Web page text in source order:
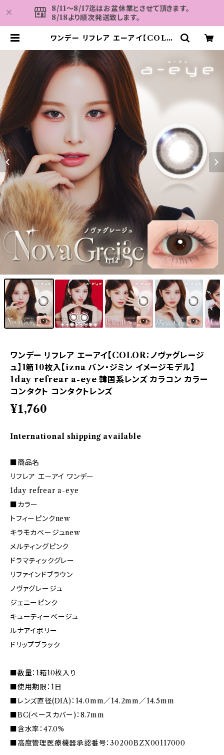
8/11～8/17迄はお盆休業とさせて頂きます。
8/18より順次発送致します。
ワンデー リフレア エーアイ【COLO
a バン・ジミン イメージモデル】 1da
y refrear a-eye 韓国系レンズ カ
ラコン カラー コンタクト コンタクト
レンズ | カラコン MAHALO
1/12
ワンデー リフレア エーアイ【COLOR：ノヴァグレージ
ュ】1箱10枚入【izna バン・ジミン イメージモデル】
1day refrear a-eye 韓国系レンズ カラコン カラー
コンタクト コンタクトレンズ
¥1,760
International shipping available
■商品名
リフレア エーアイ ワンデー
1day refrear a-eye
■カラー
トフィーピンクnew
キラモカベージュnew
メルティングピンク
ドラマティックグレー
リファインドブラウン
ノヴァグレージュ
ジェニーピンク
キューティーベージュ
ルナアイボリー
ドリップブラック
■数量：1箱10枚入り
■使用期限：1日
■レンズ直径(DIA)：14.0mm／14.2mm／14.5mm
■BC(ベースカバー)：8.7mm
■含水率：47.0%
■高度管理医療機器承認番号：30200BZX00117000